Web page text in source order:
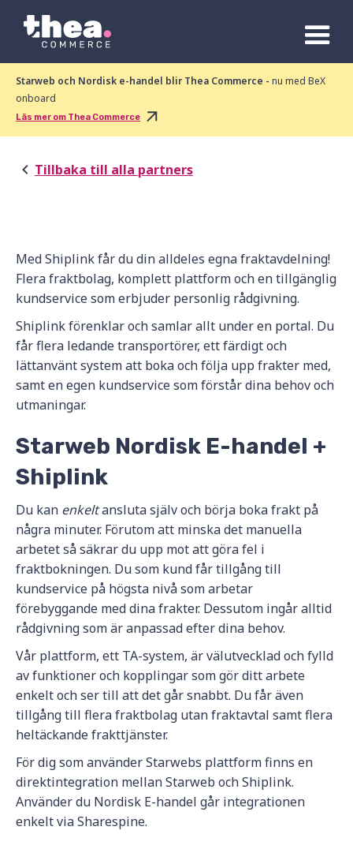
Starweb och Nordisk e-handel blir Thea Commerce - nu med BeX
onboard
Läs mer om Thea Commerce
Tillbaka till alla partners
Med Shiplink får du din alldeles egna fraktavdelning!
Flera fraktbolag, komplett plattform och en tillgänglig
kundservice som erbjuder personlig rådgivning.
Shiplink förenklar och samlar allt under en portal. Du
får flera ledande transportörer, ett färdigt och
lättanvänt system att boka och följa upp frakter med,
samt en egen kundservice som förstår dina behov och
utmaningar.
Starweb Nordisk E-handel +
Shiplink
Du kan enkeltansluta själv och börja boka frakt på
några minuter. Förutom att minska det manuella
arbetet så säkrar du upp mot att göra fel i
fraktbokningen. Du som kund får tillgång till
kundservice på högsta nivå som arbetar
förebyggande med dina frakter. Dessutom ingår alltid
rådgivning som är anpassad efter dina behov.
Vår plattform, ett TA-system, är välutvecklad och fylld
av funktioner och kopplingar som gör ditt arbete
enkelt och ser till att det går snabbt. Du får även
tillgång till flera fraktbolag utan fraktavtal samt flera
heltäckande frakttjänster.
För dig som använder Starwebs plattform finns en
direktintegration mellan Starweb och Shiplink.
Använder du Nordisk E-handel går integrationen
enkelt via Sharespine.